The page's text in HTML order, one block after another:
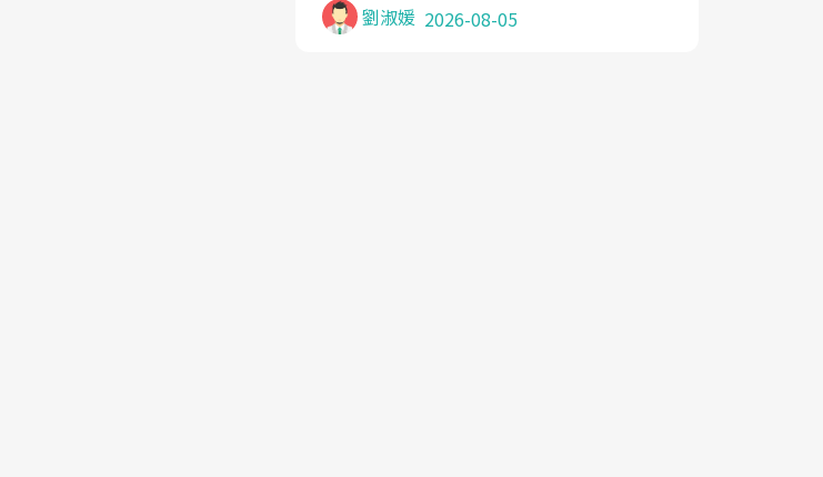
啡類止痛藥都效果有限,只是壓症狀,沒多久就
痛起來,多年失眠嚴重影響生活品質. 台灣親
劉淑媛 2026-08-05